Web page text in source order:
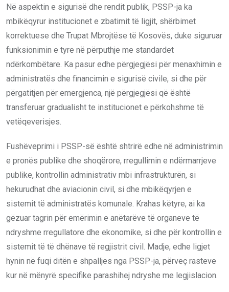
Në aspektin e sigurisë dhe rendit publik, PSSP-ja ka
mbikëqyrur institucionet e zbatimit të ligjit, shërbimet
korrektuese dhe Trupat Mbrojtëse të Kosovës, duke siguruar
funksionimin e tyre në përputhje me standardet
ndërkombëtare. Ka pasur edhe përgjegjësi për menaxhimin e
administratës dhe financimin e sigurisë civile, si dhe për
përgatitjen për emergjenca, një përgjegjësi që është
transferuar gradualisht te institucionet e përkohshme të
vetëqeverisjes.
Fushëveprimi i PSSP-së është shtrirë edhe në administrimin
e pronës publike dhe shoqërore, rregullimin e ndërmarrjeve
publike, kontrollin administrativ mbi infrastrukturën, si
hekurudhat dhe aviacionin civil, si dhe mbikëqyrjen e
sistemit të administratës komunale. Krahas këtyre, ai ka
gëzuar tagrin për emërimin e anëtarëve të organeve të
ndryshme rregullatore dhe ekonomike, si dhe për kontrollin e
sistemit të të dhënave të regjistrit civil. Madje, edhe ligjet
hynin në fuqi ditën e shpalljes nga PSSP-ja, përveç rasteve
kur në mënyrë specifike parashihej ndryshe me legjislacion.